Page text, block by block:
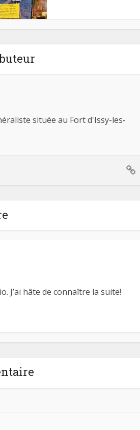
située au Fort d'Issy-les-
J’ai hâte de connaître la suite!